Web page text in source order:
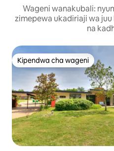
Wageni wanakubali:
zimepewa ukadiriaji wa juu
na
Kipendwa cha wageni
Kipendwa cha wageni